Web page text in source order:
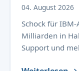
04. August 2026
Schock für
Milliarden in
Support und